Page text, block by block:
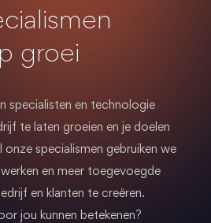
groei
specialisten en technologie
te laten groeien en je doelen
onze specialismen gebruiken we
en meer toegevoegde
en klanten te creëren.
jou kunnen betekenen?